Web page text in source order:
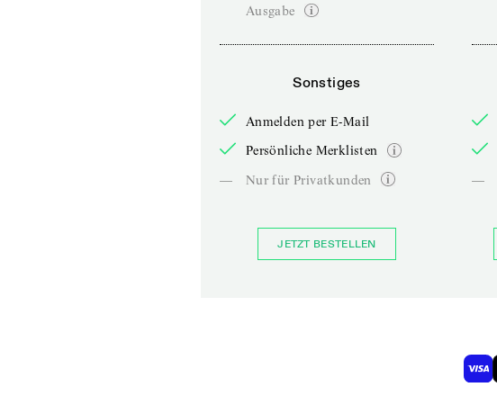
Ausgabe
Sonstiges
Anmelden per E-Mail
Persönliche Merklisten
—
Nur für Privatkunden
JETZT BESTELLEN
—